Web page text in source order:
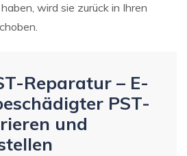
wird sie zurück in Ihren
Reparatur – E-
PST-
und